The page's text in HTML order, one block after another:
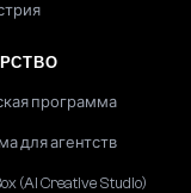
программа
для агентств
(AI Creative Studio)